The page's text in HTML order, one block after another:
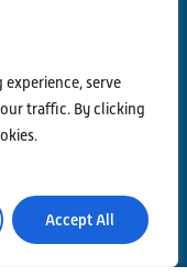
serve
traffic. By clicking
Accept All